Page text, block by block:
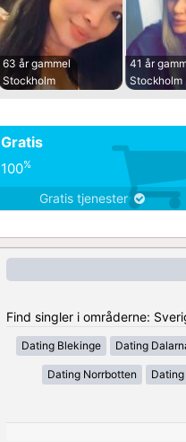
63 år gammel
Stockholm
41 år
Stockholm
Gratis
100%
Gratis tjenester
Find singler i områderne:
Dating Blekinge Dating
Dating Norrbotten